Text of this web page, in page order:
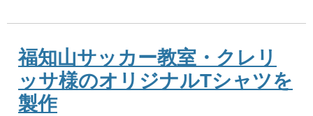
福知山サッカー教室・クレリ
ッサ様のオリジナルTシャツを
製作